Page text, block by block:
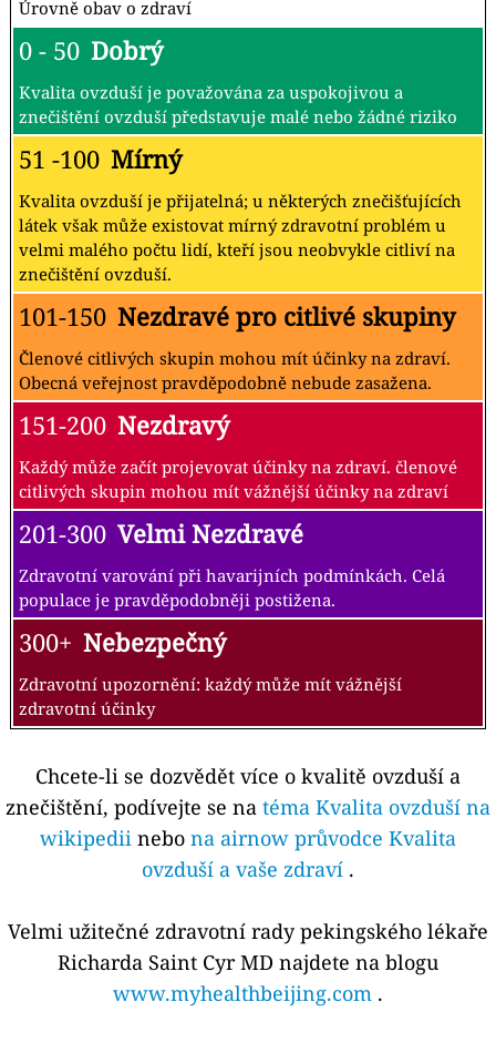
Úrovně obav o zdraví
0 - 50 Dobrý
Kvalita ovzduší je považována za uspokojivou a
znečištění ovzduší představuje malé nebo žádné riziko
51 -100 Mírný
Kvalita ovzduší je přijatelná; u některých znečišťujících
látek však může existovat mírný zdravotní problém u
velmi malého počtu lidí, kteří jsou neobvykle citliví na
znečištění ovzduší.
101-150 Nezdravé pro citlivé skupiny
Členové citlivých skupin mohou mít účinky na zdraví.
Obecná veřejnost pravděpodobně nebude zasažena.
151-200 Nezdravý
Každý může začít projevovat účinky na zdraví. členové
citlivých skupin mohou mít vážnější účinky na zdraví
201-300 Velmi Nezdravé
Zdravotní varování při havarijních podmínkách. Celá
populace je pravděpodobněji postižena.
300+ Nebezpečný
Zdravotní upozornění: každý může mít vážnější
zdravotní účinky
Chcete-li se dozvědět více o kvalitě ovzduší a
znečištění, podívejte se na téma Kvalita ovzduší na
wikipedii nebo na airnow průvodce Kvalita
ovzduší a vaše zdraví .
Velmi užitečné zdravotní rady pekingského lékaře
Richarda Saint Cyr MD najdete na blogu
www.myhealthbeijing.com .